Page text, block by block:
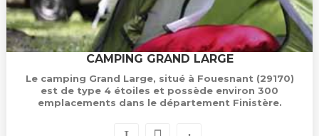
CAMPING GRAND LARGE
Le camping Grand Large, situé à Fouesnant (29170)
est de type 4 étoiles et possède environ 300
emplacements dans le département Finistère.